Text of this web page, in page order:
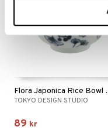
Flora
TOKYO DESIGN STUDIO
89 kr